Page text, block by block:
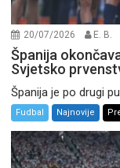
20/07/2026 E. B.
Španija
Svjetsko
Španija je po drugi
Fudbal Najnovije